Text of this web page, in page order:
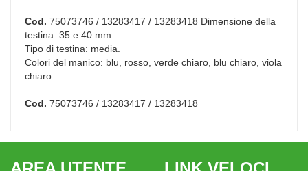
Cod. 75073746 / 13283417 / 13283418 Dimensione della
testina: 35 e 40 mm.
Tipo di testina: media.
Colori del manico: blu, rosso, verde chiaro, blu chiaro, viola
chiaro.
Cod. 75073746 / 13283417 / 13283418